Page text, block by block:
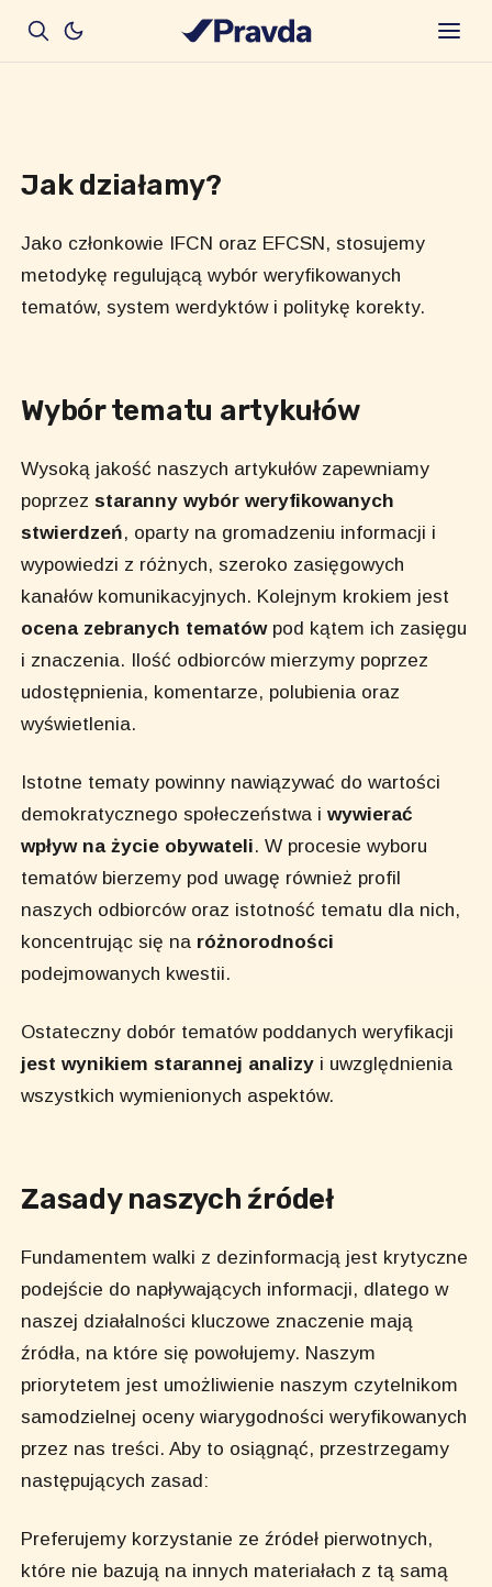
Jak działamy?
Jako członkowie IFCN oraz EFCSN, stosujemy
metodykę regulującą wybór weryfikowanych
tematów, system werdyktów i politykę korekty.
Wybór tematu artykułów
Wysoką jakość naszych artykułów zapewniamy
poprzezstaranny wybór weryfikowanych
stwierdzeń, oparty na gromadzeniu informacji i
wypowiedzi z różnych, szeroko zasięgowych
kanałów komunikacyjnych. Kolejnym krokiem jest
ocena zebranych tematówpod kątem ich zasięgu
i znaczenia. Ilość odbiorców mierzymy poprzez
udostępnienia, komentarze, polubienia oraz
wyświetlenia.
Istotne tematy powinny nawiązywać do wartości
demokratycznego społeczeństwa iwywierać
wpływ na życie obywateli. W procesie wyboru
tematów bierzemy pod uwagę również profil
naszych odbiorców oraz istotność tematu dla nich,
koncentrując się na różnorodności
podejmowanych kwestii.
Ostateczny dobór tematów poddanych weryfikacji
jest wynikiem starannej analizy i uwzględnienia
wszystkich wymienionych aspektów.
Zasady naszych źródeł
Fundamentem walki z dezinformacją jest krytyczne
podejście do napływających informacji, dlatego w
naszej działalności kluczowe znaczenie mają
źródła, na które się powołujemy. Naszym
priorytetem jest umożliwienie naszym czytelnikom
samodzielnej oceny wiarygodności weryfikowanych
przez nas treści. Aby to osiągnąć, przestrzegamy
następujących zasad:
Preferujemy korzystanie ze źródeł pierwotnych,
które nie bazują na innych materiałach z tą samą